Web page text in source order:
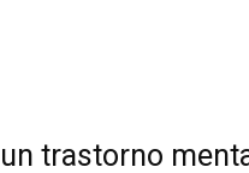
trastorno